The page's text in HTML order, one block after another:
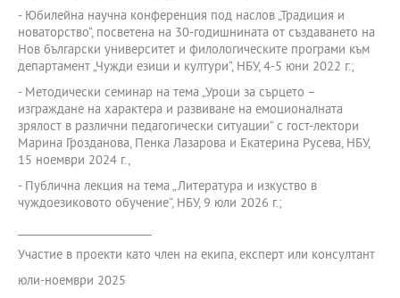
- Юбилейна научна конференция под наслов „Традиция и
новаторство“, посветена на 30-годишнината от създаването на
Нов български университет и филологическите програми към
департамент „Чужди езици и култури“, НБУ, 4-5 юни 2022 г.;
- Методически семинар на тема „Уроци за сърцето –
изграждане на характера и развиване на емоционалната
зрялост в различни педагогически ситуации“ с гост-лектори
Марина Грозданова, Пенка Лазарова и Екатерина Русева, НБУ,
15 ноември 2024 г.,
- Публична лекция на тема „Литература и изкуство в
чуждоезиковото обучение“, НБУ, 9 юли 2026 г.;
Участие в проекти като член на екипа, експерт или консултант
юли-ноември 2025